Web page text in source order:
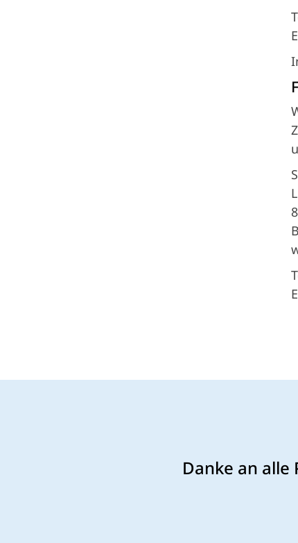
Danke an